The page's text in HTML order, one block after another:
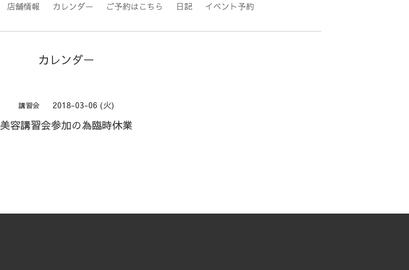
店舗情報 カレンダー ご予約はこちら 日記 イベント予約
カレンダー
講習会 2018-03-06 (火)
美容講習会参加の為臨時休業